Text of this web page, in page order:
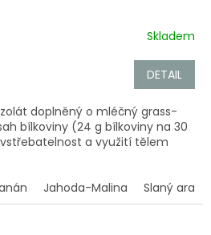
Skladem
DETAIL
doplněný o mléčný grass-
bílkoviny (24 g bílkoviny na 30
a využití tělem
Jahoda-Malina Slaný